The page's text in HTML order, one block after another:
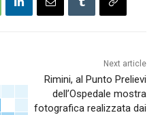
Next article
Rimini, al Punto Prelievi
dell’Ospedale mostra
fotografica realizzata dai